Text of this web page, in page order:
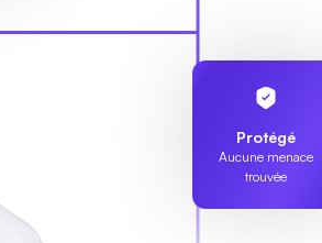
Protégé
Aucune menace
trouvée